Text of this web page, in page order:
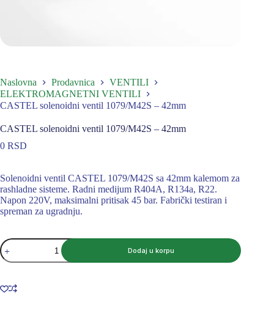
Naslovna Prodavnica
VENTILI
ELEKTROMAGNETNI VENTILI
CASTEL solenoidni ventil 1079/M42S – 42mm
CASTEL solenoidni ventil 1079/M42S – 42mm
0 RSD
Solenoidni ventil CASTEL 1079/M42S sa 42mm kalemom za
rashladne sisteme. Radni medijum R404A, R134a, R22.
Napon 220V, maksimalni pritisak 45 bar. Fabrički testiran i
spreman za ugradnju.
CASTEL
solenoidni
ventil
-
42mm
Dodaj u korpu